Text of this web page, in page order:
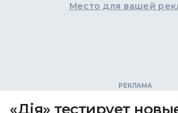
Место для вашей
«Дія» тестирует